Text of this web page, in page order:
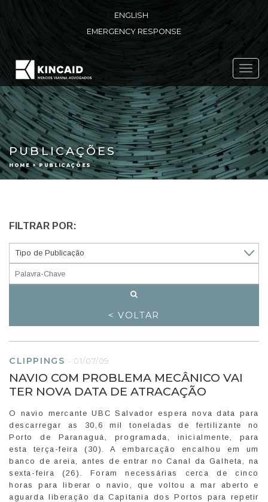
ENGLISH
EMERGENCY RESPONSE
PUBLICAÇÕES
HOME > PUBLICAÇÕES
FILTRAR POR:
< VOLTAR
CLIPPINGS -01/07/09
NAVIO COM PROBLEMA MECÂNICO VAI
TER NOVA DATA DE ATRACAÇÃO
O navio mercante UBC Salvador espera nova data para
descarregar as 30,6 mil toneladas de fertilizante no
Porto de Paranaguá, programada, inicialmente, para
esta terça-feira (30). A embarcação encalhou em um
banco de areia, antes de entrar no Canal da Galheta, na
sexta-feira (26). Foram necessárias cerca de cinco
horas para liberar o navio, que voltou a mar aberto e
aguarda liberação da Capitania dos Portos para repetir